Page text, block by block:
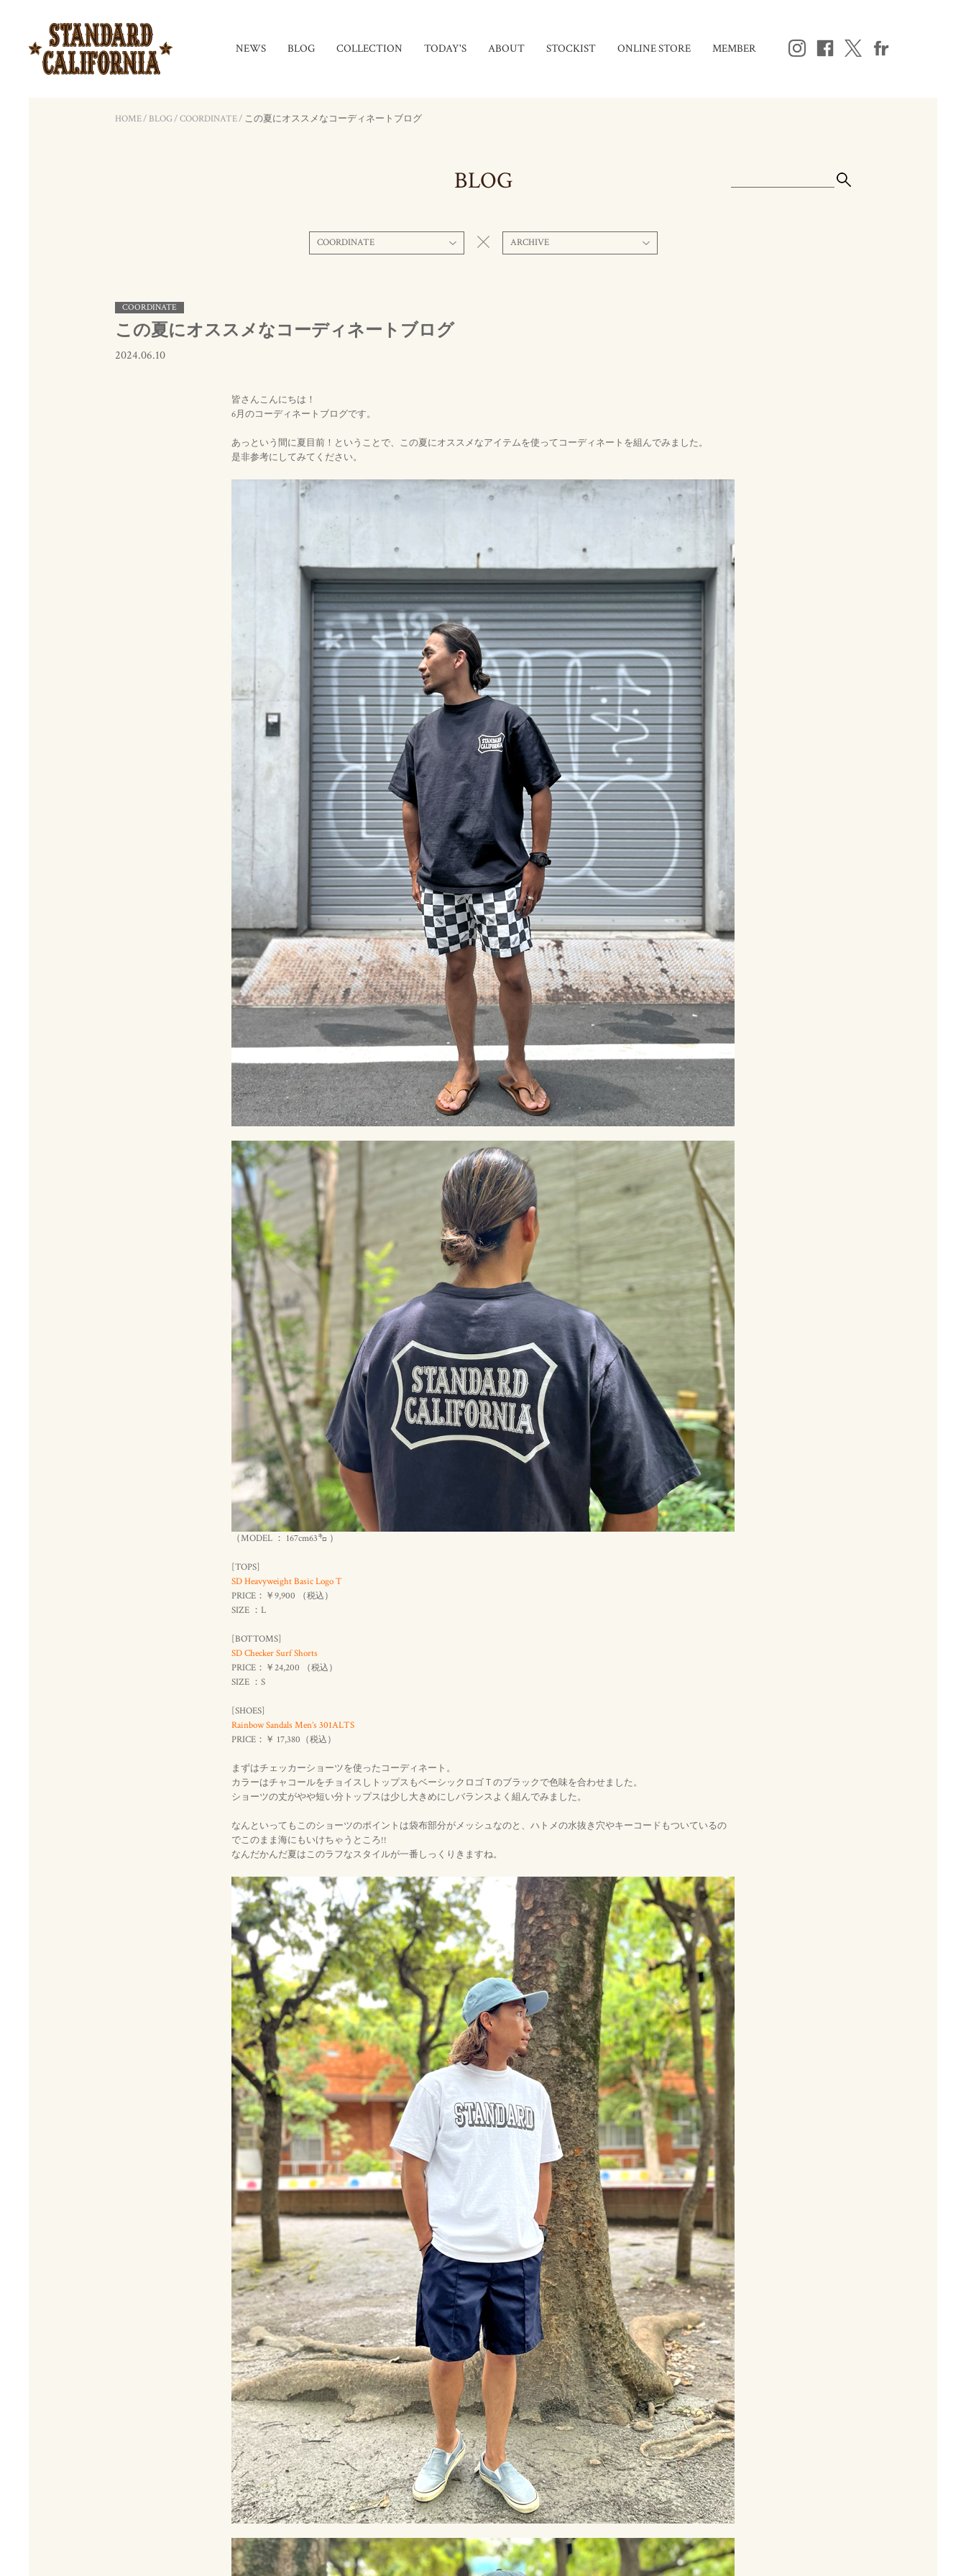
NEWS BLOG COLLECTION TODAY'S ABOUT STOCKIST ONLINE STORE MEMBER
HOME/ BLOG/COORDINATE/ この夏にオススメなコーディネートブログ
BLOG
COORDINATE ARCHIVE
COORDINATE
この夏にオススメなコーディネートブログ
2024.06.10
皆さんこんにちは！
6月のコーディネートブログです。
あっという間に夏目前！ということで、この夏にオススメなアイテムを使ってコーディネートを組んでみました。
是非参考にしてみてください。
（MODEL ： 167cm63㌔ ）
[TOPS]
SD Heavyweight Basic Logo T
PRICE：￥9,900 （税込 ）
SIZE ：L
[BOTTOMS]
SD Checker Surf Shorts
PRICE：￥24,200 （税込 ）
SIZE ：S
[SHOES]
Rainbow Sandals Men’s 301ALTS
PRICE：￥ 17,380（税込 ）
まずはチェッカーショーツを使ったコーディネート。
カラーはチャコールをチョイスしトップスもベーシックロゴＴのブラックで色味を合わせました。
ショーツの丈がやや短い分トップスは少し大きめにしバランスよく組んでみました。
なんといってもこのショーツのポイントは袋布部分がメッシュなのと、ハトメの水抜き穴やキーコードもついているの
でこのまま海にもいけちゃうところ!!
なんだかんだ夏はこのラフなスタイルが一番しっくりきますね。